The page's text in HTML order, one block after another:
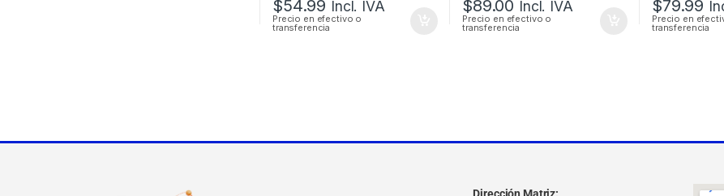
$54.99 Incl. IVA
Precio en efectivo o
transferencia
$89.00 Incl. IVA
Precio en efectivo o
transferencia
$79.99
Precio en
transferencia
Dirección Matriz: